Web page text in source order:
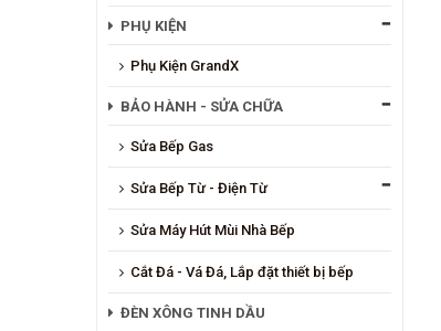
PHỤ KIỆN
Phụ Kiện GrandX
BẢO HÀNH - SỬA CHỮA
Sửa Bếp Gas
Sửa Bếp Từ - Điện Từ
Sửa Máy Hút Mùi Nhà Bếp
Cắt Đá - Vá Đá, Lắp đặt thiết bị bếp
ĐÈN XÔNG TINH DẦU